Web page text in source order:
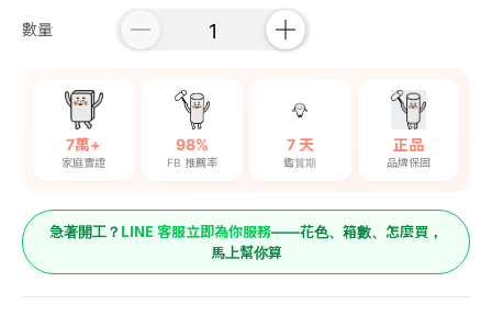
數量
7萬+
家庭實證
98%
FB 推薦率
7 天
鑑賞期
正品
品牌保固
急著開工？ LINE 客服立即為你服務——花色、箱數、怎麼買，
馬上幫你算